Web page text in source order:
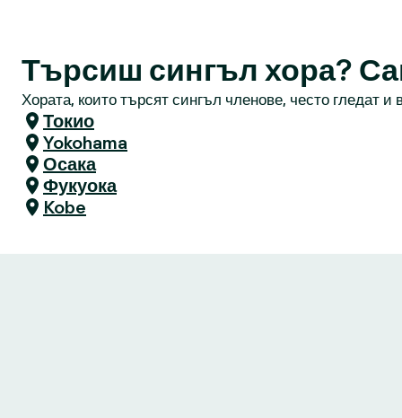
Търсиш сингъл хора?
Хората, които търсят сингъл членове, често гледат и
Токио
Yokohama
Осака
Фукуока
Kobe